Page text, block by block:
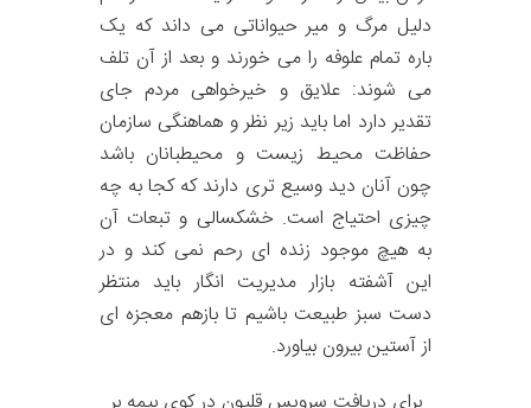
دلیل مرگ و میر حیواناتی می داند که یک
باره تمام علوفه را می خورند و بعد از آن تلف
می شوند: علایق و خیرخواهی مردم جای
تقدیر دارد اما باید زیر نظر و هماهنگی سازمان
حفاظت محیط زیست و محیطبانان باشد
چون آنان دید وسیع تری دارند که کجا به چه
چیزی احتیاج است. خشکسالی و تبعات آن
به هیچ موجود زنده ای رحم نمی کند و در
این آشفته بازار مدیریت انگار باید منتظر
دست سبز طبیعت باشیم تا بازهم معجزه ای
از آستین بیرون بیاورد.